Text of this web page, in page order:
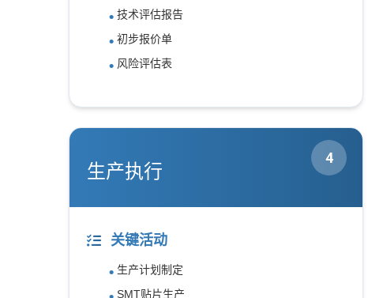
技术评估报告
初步报价单
风险评估表
生产执行
4
关键活动
生产计划制定
SMT贴片生产